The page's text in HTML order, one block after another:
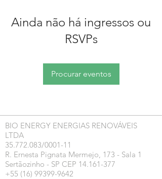
Ainda não há ingressos ou
RSVPs
Procurar eventos
BIO ENERGY ENERGIAS RENOVÁVEIS
LTDA
35.772.083/0001-11
R. Ernesta Pignata Mermejo, 173 - Sala 1
Sertãozinho - SP CEP 14.161-377
+55 (16) 99399-9642